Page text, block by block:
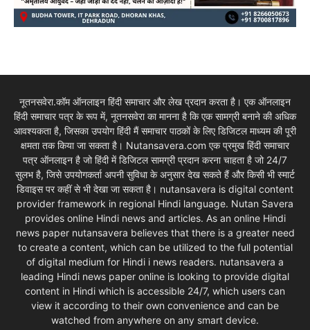
नूतनसवेरा.कॉम ऑनलाइन हिंदी समाचार और लेख प्रदान करता है। एक ऑनलाइन
हिंदी समाचार पत्र के रूप में, नूतनसवेरा का मानना है कि एक सामग्री बनाने की अधिक
आवश्यकता है, जिसका उपयोग हिंदी मैं समाचार पाठकों के लिए डिजिटल माध्यम की पूरी
क्षमता तक किया जा सकता है। Nutansavera.com एक प्रमुख हिंदी समाचार
पत्र ऑनलाइन है जो हिंदी में डिजिटल सामग्री प्रदान करना चाहता है जो 24/7
सुलभ है, जिसे उपयोगकर्ता अपनी सुविधा के अनुसार देख सकते हैं और किसी भी स्मार्ट
डिवाइस पर कहीं से भी देखा जा सकता है। nutansavera is digital content
provider framework in regional Hindi language. Nutan Savera
provides online Hindi news and articles. As an online Hindi
news paper nutansavera believes that there is a greater need
to create a content, which can be utilized to the full potential
of digital medium for Hindi i news readers. nutansavera a
leading Hindi news paper online is looking to provide digital
content in Hindi which is accessible 24/7, which users can
view it according to their own convenience and can be
watched from anywhere on any smart device.